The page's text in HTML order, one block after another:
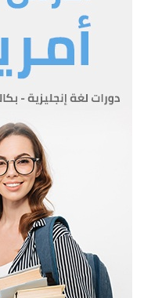
تستوفى العمولة عند اصدار
قيمة الاذن البريدي العمولة
يجوز لمدير البريد العام ان
على دفع قيمة الاذونات
المصالح المذكورة
بريدي يصرف بالصورة
المادة 6